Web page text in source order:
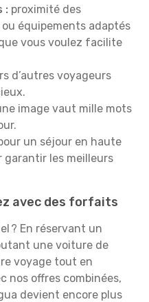
: proximité des
équipements adaptés
vous voulez facilite
d’autres voyageurs
image vaut mille mots
un séjour en haute
garantir les meilleurs
avec des forfaits
? En réservant un
une voiture de
voyage tout en
nos offres combinées,
devient encore plus